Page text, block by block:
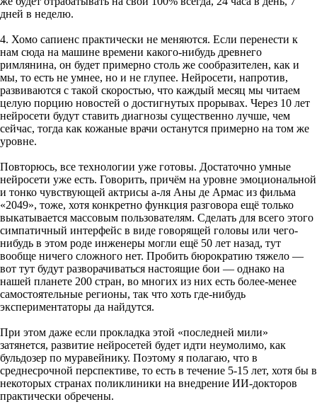
дней в неделю.
4. Хомо сапиенс практически не меняются. Если перенести к
нам сюда на машине времени какого-нибудь древнего
римлянина, он будет примерно столь же сообразителен, как и
мы, то есть не умнее, но и не глупее. Нейросети, напротив,
развиваются с такой скоростью, что каждый месяц мы читаем
целую порцию новостей о достигнутых прорывах. Через 10 лет
нейросети будут ставить диагнозы существенно лучше, чем
сейчас, тогда как кожаные врачи останутся примерно на том же
уровне.
Повторюсь, все технологии уже готовы. Достаточно умные
нейросети уже есть. Говорить, причём на уровне эмоциональной
и тонко чувствующей актрисы а-ля Аны де Армас из фильма
«2049», тоже, хотя конкретно функция разговора ещё только
выкатывается массовым пользователям. Сделать для всего этого
симпатичный интерфейс в виде говорящей головы или чего-
нибудь в этом роде инженеры могли ещё 50 лет назад, тут
вообще ничего сложного нет. Пробить бюрократию тяжело —
вот тут будут разворачиваться настоящие бои — однако на
нашей планете 200 стран, во многих из них есть более-менее
самостоятельные регионы, так что хоть где-нибудь
экспериментаторы да найдутся.
При этом даже если прокладка этой «последней мили»
затянется, развитие нейросетей будет идти неумолимо, как
бульдозер по муравейнику. Поэтому я полагаю, что в
среднесрочной перспективе, то есть в течение 5-15 лет, хотя бы в
некоторых странах поликлиники на внедрение ИИ-докторов
практически обречены.